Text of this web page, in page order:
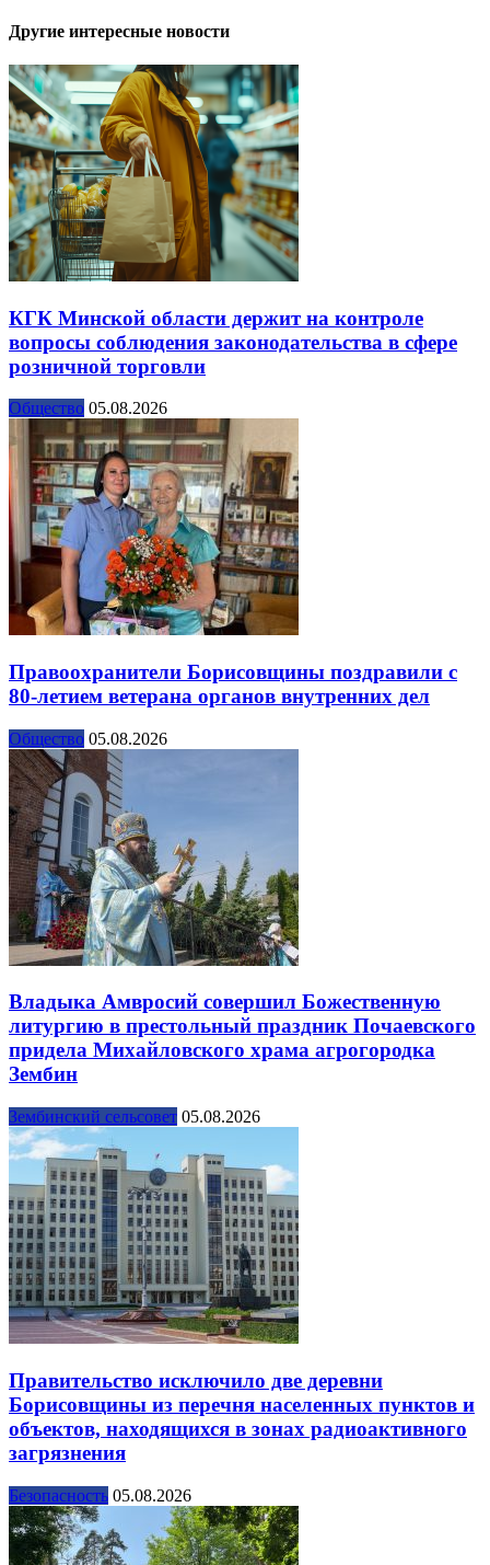
Другие интересные новости
КГК Минской области держит на контроле
вопросы соблюдения законодательства в сфере
розничной торговли
Общество 05.08.2026
Правоохранители Борисовщины поздравили с
80-летием ветерана органов внутренних дел
Общество 05.08.2026
Владыка Амвросий совершил Божественную
литургию в престольный праздник Почаевского
придела Михайловского храма агрогородка
Зембин
Зембинский сельсовет 05.08.2026
Правительство исключило две деревни
Борисовщины из перечня населенных пунктов и
объектов, находящихся в зонах радиоактивного
загрязнения
Безопасность 05.08.2026